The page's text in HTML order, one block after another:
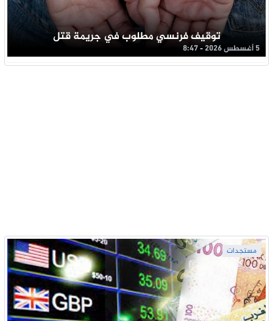
توقيف فرنسي مطلوب في جريمة قتل
5 أغسطس 2026 - 8:47
مستجدات